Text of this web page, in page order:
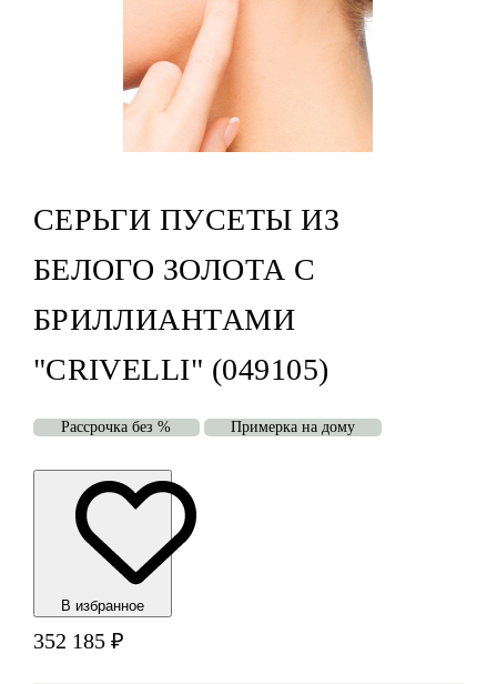
СЕРЬГИ ПУСЕТЫ ИЗ
БЕЛОГО ЗОЛОТА С
БРИЛЛИАНТАМИ
"CRIVELLI" (049105)
Рассрочка без % Примерка на дому
В избранноe
352 185 ₽